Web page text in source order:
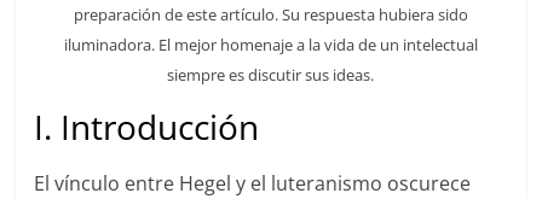
preparación de este artículo. Su respuesta hubiera sido
iluminadora. El mejor homenaje a la vida de un intelectual
siempre es discutir sus ideas.
I. Introducción
El vínculo entre Hegel y el luteranismo oscurece